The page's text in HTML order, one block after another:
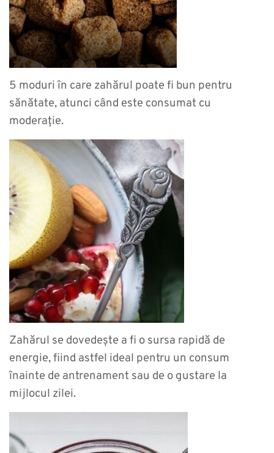
5 moduri în care zahărul poate fi bun pentru
sănătate, atunci când este consumat cu
moderație.
Zahărul se dovedește a fi o sursa rapidă de
energie, fiind astfel ideal pentru un consum
înainte de antrenament sau de o gustare la
mijlocul zilei.